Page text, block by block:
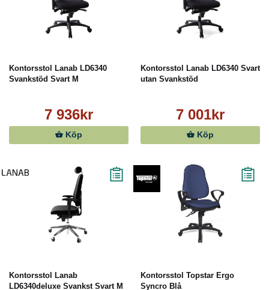
Kontorsstol Lanab LD6340
Svankstöd Svart M
7 936kr
Köp
Kontorsstol Lanab LD6340 Svart
utan Svankstöd
7 001kr
Köp
Kontorsstol Lanab
LD6340deluxe Svankst Svart M
Kontorsstol Topstar Ergo
Syncro Blå